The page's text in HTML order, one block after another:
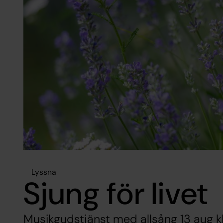
Lyssna
Sjung för livet
Musikgudstjänst med allsång 13 aug